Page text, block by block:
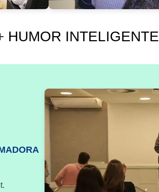
HUMOR INTELIGENTE